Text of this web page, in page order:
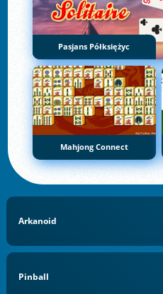
Pasjans Półksiężyc
Mahjong Connect
Arkanoid
Pinball